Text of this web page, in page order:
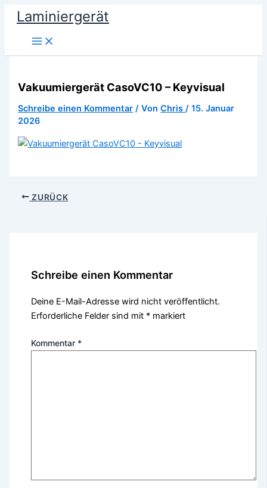
Zum
Inhalt
springen
Laminiergerät
Vakuumiergerät CasoVC10 – Keyvisual
Schreibe einen Kommentar / VonChris/15. Januar
2026
ZURÜCK
Schreibe einen Kommentar
Deine E-Mail-Adresse wird nicht veröffentlicht.
Erforderliche Felder sind mit * markiert
Kommentar *